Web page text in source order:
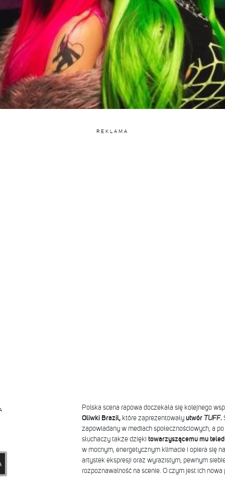
REKLAMA
Polska scena rapowa doczekała się kolejnego
Oliwki Brazil,które zaprezentowały utwór TUFF.
zapowiadany w mediach społecznościowych, a
słuchaczy także dzięki towarzyszącemu mu
w mocnym, energetycznym klimacie i opiera się
artystek ekspresji oraz wyrazistym, pewnym
rozpoznawalność na scenie. O czym jest ich nowa